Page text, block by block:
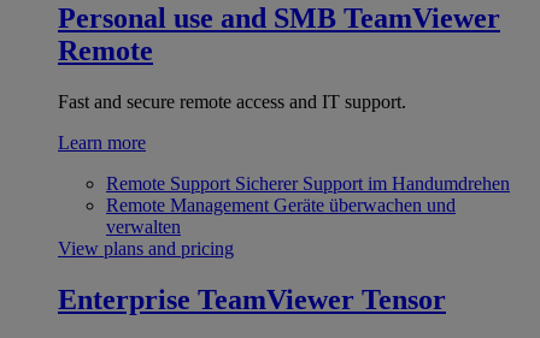
Personal use and SMB TeamViewer
Remote
Fast and secure remote access and IT support.
Learn more
Remote Support Sicherer Support im Handumdrehen
Remote Management Geräte überwachen und
verwalten
View plans and pricing
Enterprise TeamViewer Tensor